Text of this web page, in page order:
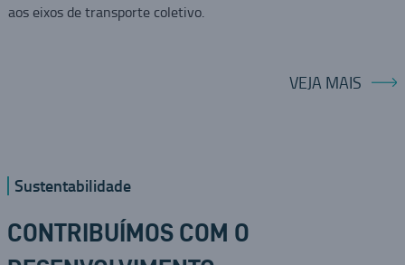
aos eixos de transporte coletivo.
VEJA MAIS
Sustentabilidade
CONTRIBUÍMOS COM O